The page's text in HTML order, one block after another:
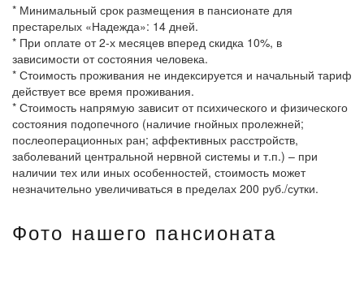
* Минимальный срок размещения в пансионате для
престарелых «Надежда»: 14 дней.
* При оплате от 2-х месяцев вперед скидка 10%, в
зависимости от состояния человека.
* Стоимость проживания не индексируется и начальный тариф
действует все время проживания.
* Стоимость напрямую зависит от психического и физического
состояния подопечного (наличие гнойных пролежней;
послеоперационных ран; аффективных расстройств,
заболеваний центральной нервной системы и т.п.) – при
наличии тех или иных особенностей, стоимость может
незначительно увеличиваться в пределах 200 руб./сутки.
Фото нашего пансионата